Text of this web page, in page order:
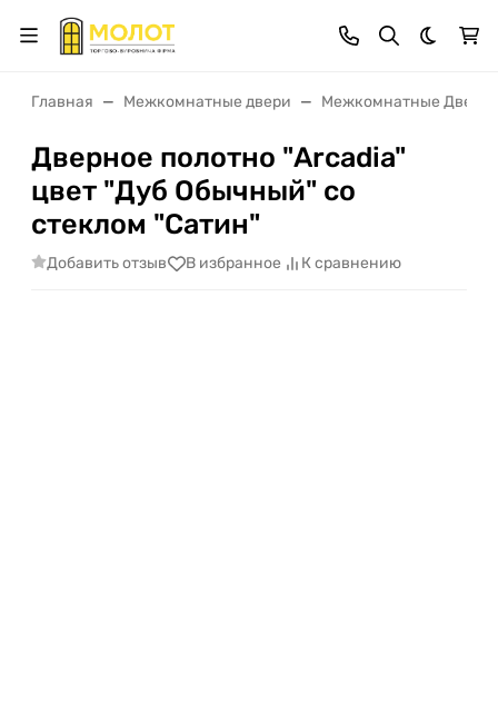
Темная
Главная Межкомнатные двери Межкомнатные Двери
Дверное полотно "Arcadia"
цвет "Дуб Обычный" со
стеклом "Сатин"
Добавить отзыв В избранное К сравнению